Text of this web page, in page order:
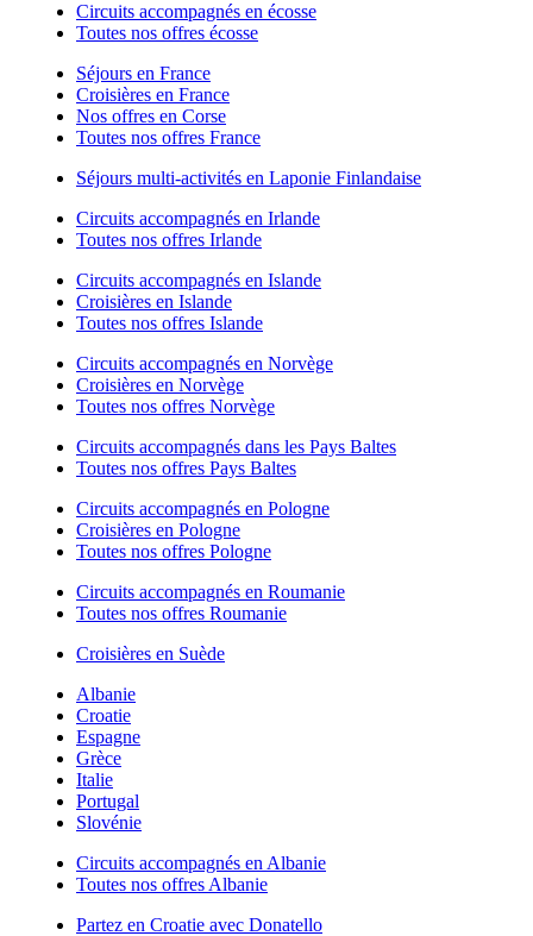
Circuits accompagnés en écosse
Toutes nos offres écosse
Séjours en France
Croisières en France
Nos offres en Corse
Toutes nos offres France
Séjours multi-activités en Laponie Finlandaise
Circuits accompagnés en Irlande
Toutes nos offres Irlande
Circuits accompagnés en Islande
Croisières en Islande
Toutes nos offres Islande
Circuits accompagnés en Norvège
Croisières en Norvège
Toutes nos offres Norvège
Circuits accompagnés dans les Pays Baltes
Toutes nos offres Pays Baltes
Circuits accompagnés en Pologne
Croisières en Pologne
Toutes nos offres Pologne
Circuits accompagnés en Roumanie
Toutes nos offres Roumanie
Croisières en Suède
Albanie
Croatie
Espagne
Grèce
Italie
Portugal
Slovénie
Circuits accompagnés en Albanie
Toutes nos offres Albanie
Partez en Croatie avec Donatello